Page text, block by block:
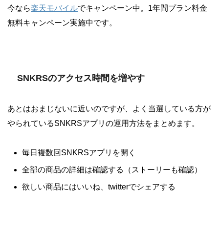
今なら楽天モバイルでキャンペーン中。1年間プラン料金
無料キャンペーン実施中です。
SNKRSのアクセス時間を増やす
あとはおまじないに近いのですが、よく当選している方が
やられているSNKRSアプリの運用方法をまとめます。
毎日複数回SNKRSアプリを開く
全部の商品の詳細は確認する（ストーリーも確認）
欲しい商品にはいいね、twitterでシェアする